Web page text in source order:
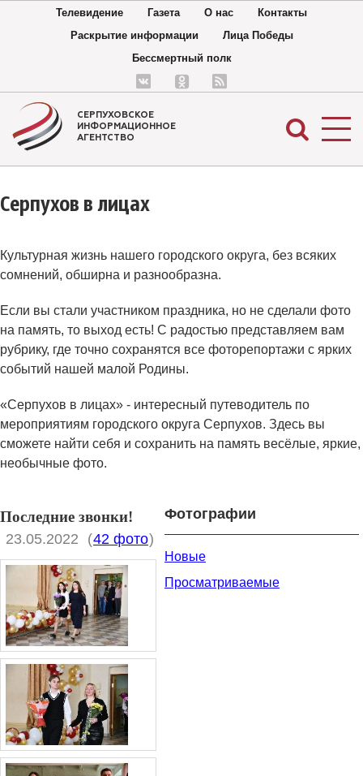
Телевидение Газета О нас
Контакты
Раскрытие информации
Лица Победы
Бессмертный полк
СЕРПУХОВСКОЕ
ИНФОРМАЦИОННОЕ
АГЕНТСТВО
Серпухов в лицах
Культурная жизнь нашего городского округа, без всяких
сомнений, обширна и разнообразна.
Если вы стали участником праздника, но не сделали фото
на память, то выход есть! С радостью представляем вам
рубрику, где точно сохранятся все фоторепортажи с ярких
событий нашей малой Родины.
«Серпухов в лицах» - интересный путеводитель по
мероприятиям городского округа Серпухов. Здесь вы
сможете найти себя и сохранить на память весёлые, яркие,
необычные фото.
Фотографии
Новые
Просматриваемые
Последние звонки!
23.05.2022 (42 фото)